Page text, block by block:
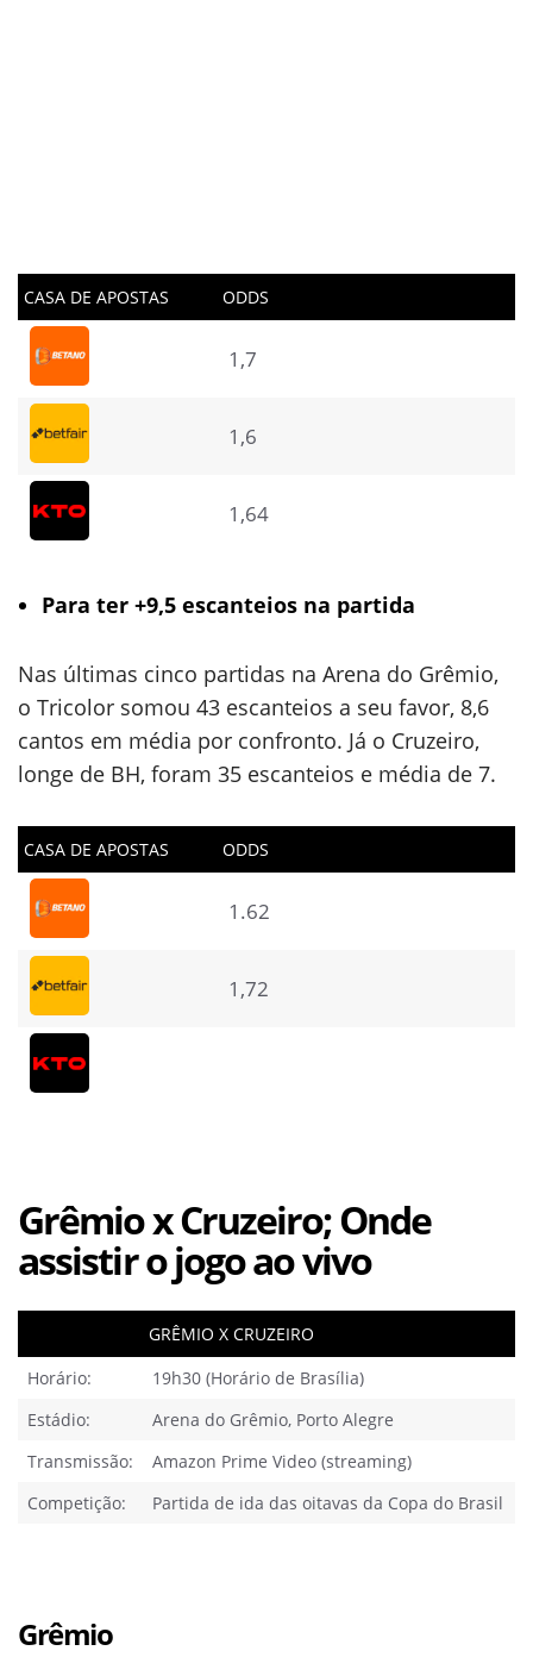
CASA DE APOSTAS ODDS
1,7
1,6
1,64
Para ter +9,5 escanteios na partida
Nas últimas cinco partidas na Arena do Grêmio,
o Tricolor somou 43 escanteios a seu favor, 8,6
cantos em média por confronto. Já o Cruzeiro,
longe de BH, foram 35 escanteios e média de 7.
CASA DE APOSTAS ODDS
1.62
1,72
Grêmio x Cruzeiro; Onde
assistir o jogo ao vivo
GRÊMIO X CRUZEIRO
Horário:
19h30 (Horário de Brasília)
Estádio:
Arena do Grêmio, Porto Alegre
Transmissão:
Amazon Prime Video (streaming)
Competição:
Partida de ida das oitavas da Copa do Brasil
Grêmio